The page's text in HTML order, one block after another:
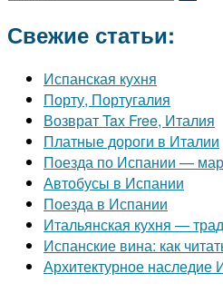
Свежие статьи:
Испанская кухня
Порту, Португалия
Возврат Tax Free, Италия
Платные дороги в Италии
Поезда по Испании —
Автобусы в Испании
Поезда в Испании
Итальянская кухня —
Испанские вина: как
Архитектурное наследие